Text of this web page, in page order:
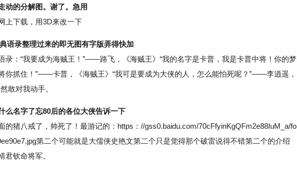
动的分解图。谢了。急用
下载，用3D来改一下
语录整理过来的即无图有字版弄得快加
：“我要成为海贼王！”——路飞，《海贼王》“我的名字是卡普，我是卡普中将！你的梦
你抓住！”——卡普，《海贼王》“我可是要成为大侠的人，怎么能怕死呢？”——李逍遥，
敢对我动手。
么名字了忘80后的各位大侠告诉一下
猪八戒了，帅死了！最游记的：https：//gss0.baidu.com/70cFfyinKgQFm2e88IuM_a/fo
第二个可能就是大儒侠史艳文第二个只是觉得那个破雷说得不错第二个的介绍
君钦命将军。